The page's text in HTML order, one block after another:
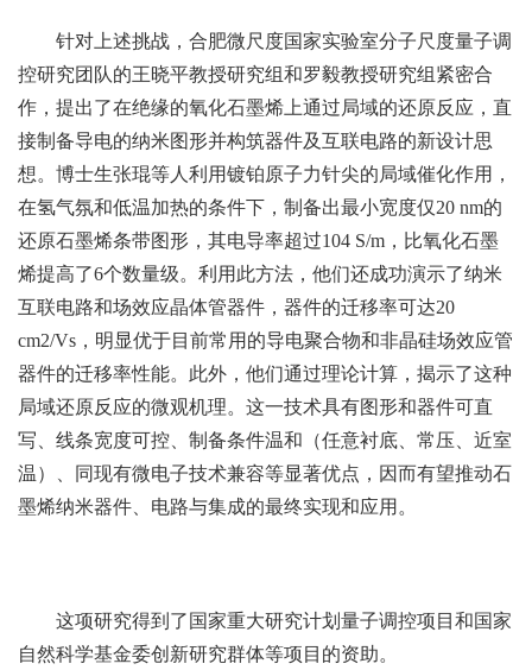
针对上述挑战，合肥微尺度国家实验室分子尺度量子调
控研究团队的王晓平教授研究组和罗毅教授研究组紧密合
作，提出了在绝缘的氧化石墨烯上通过局域的还原反应，直
接制备导电的纳米图形并构筑器件及互联电路的新设计思
想。博士生张琨等人利用镀铂原子力针尖的局域催化作用，
在氢气氛和低温加热的条件下，制备出最小宽度仅20 nm的
还原石墨烯条带图形，其电导率超过104 S/m，比氧化石墨
烯提高了6个数量级。利用此方法，他们还成功演示了纳米
互联电路和场效应晶体管器件，器件的迁移率可达20
cm2/Vs，明显优于目前常用的导电聚合物和非晶硅场效应管
器件的迁移率性能。此外，他们通过理论计算，揭示了这种
局域还原反应的微观机理。这一技术具有图形和器件可直
写、线条宽度可控、制备条件温和（任意衬底、常压、近室
温）、同现有微电子技术兼容等显著优点，因而有望推动石
墨烯纳米器件、电路与集成的最终实现和应用。
这项研究得到了国家重大研究计划量子调控项目和国家
自然科学基金委创新研究群体等项目的资助。